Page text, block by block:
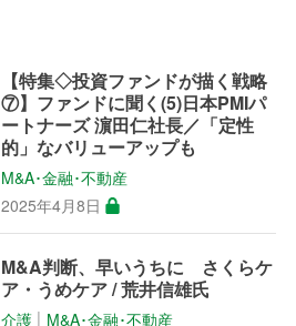
【特集◇投資ファンドが描く戦略
⑦】ファンドに聞く(5)日本PMIパ
ートナーズ 濵田仁社長／「定性
的」なバリューアップも
M&A･金融･不動産
2025年4月8日
M&A判断、早いうちに さくらケ
ア・うめケア / 荒井信雄氏
介護 │ M&A･金融･不動産